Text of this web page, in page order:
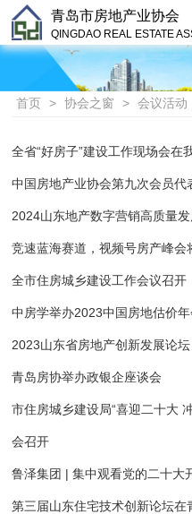
青岛市房地产业协会
QINGDAO REAL ESTATE
首页 > 协会之窗 > 会议活动
全省“好房子”建设工作现场会在
中国房地产业协会第九次会员代
2024山东地产数字营销高质量发
竞速蓝海赛道，视频号房产峰会
全市住房城乡建设工作会议召开
中房学举办2023中国房地估价年
2023山东省房地产创新发展论坛
青岛房协举办政银企座谈会
市住房城乡建设局“喜迎二十大
会召开
鲁泽集团 | 集中观看党的二十大
第三届山东住宅技术创新论坛在